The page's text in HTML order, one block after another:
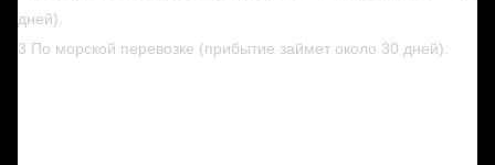
дней).
3 По морской перевозке (прибытие займет около 30 дней).